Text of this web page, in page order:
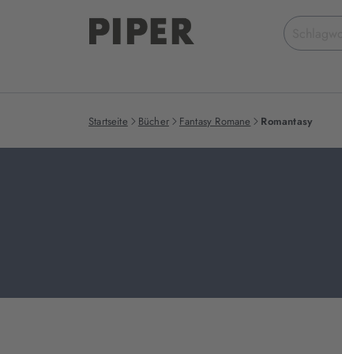
Suchbegriff
eingeben
Startseite Bücher Fantasy Romane Romantasy